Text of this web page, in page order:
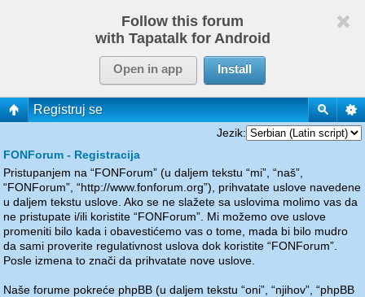
Follow this forum
with Tapatalk for Android
Open in app Install
Registruj se
Jezik:
FONForum - Registracija
Pristupanjem na “FONForum” (u daljem tekstu “mi”, “naš”,
“FONForum”, “http://www.fonforum.org”), prihvatate uslove navedene
u daljem tekstu uslove. Ako se ne slažete sa uslovima molimo vas da
ne pristupate i/ili koristite “FONForum”. Mi možemo ove uslove
promeniti bilo kada i obavestićemo vas o tome, mada bi bilo mudro
da sami proverite regulativnost uslova dok koristite “FONForum”.
Posle izmena to znači da prihvatate nove uslove.
Naše forume pokreće phpBB (u daljem tekstu “oni”, “njihov”, “phpBB